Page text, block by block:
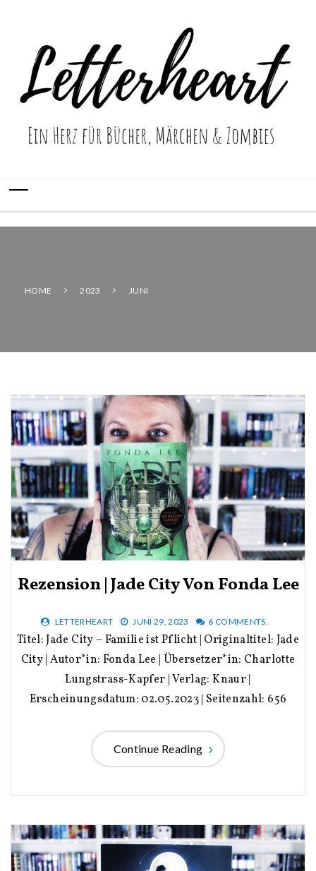
HOME 2023 JUNI
Rezension | Jade City Von Fonda Lee
LETTERHEART JUNI 29, 2023 6 COMMENTS.
Titel: Jade City – Familie ist Pflicht | Originaltitel: Jade
City | Autor*in: Fonda Lee | Übersetzer*in: Charlotte
Lungstrass-Kapfer | Verlag: Knaur |
Erscheinungsdatum: 02.05.2023 | Seitenzahl: 656
Continue Reading